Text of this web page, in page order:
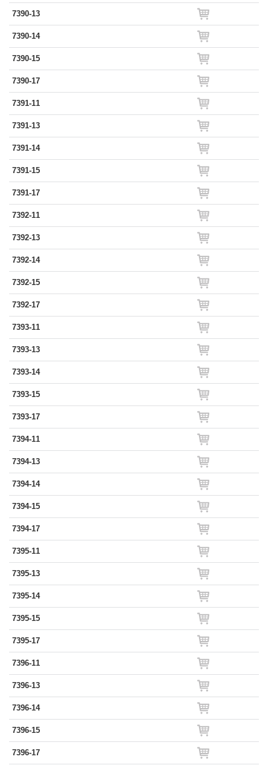
7390-13
7390-14
7390-15
7390-17
7391-11
7391-13
7391-14
7391-15
7391-17
7392-11
7392-13
7392-14
7392-15
7392-17
7393-11
7393-13
7393-14
7393-15
7393-17
7394-11
7394-13
7394-14
7394-15
7394-17
7395-11
7395-13
7395-14
7395-15
7395-17
7396-11
7396-13
7396-14
7396-15
7396-17